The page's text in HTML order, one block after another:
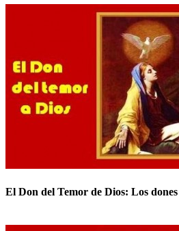
El Don del Temor de Dios: Los